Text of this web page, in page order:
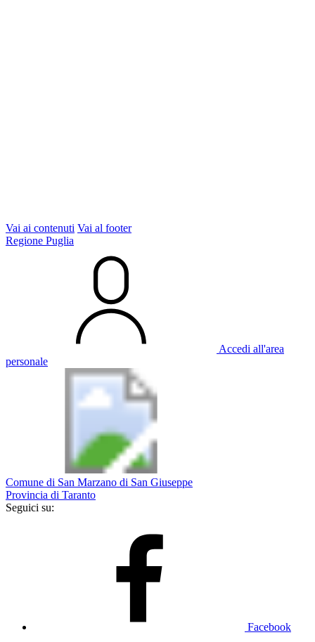
Vai ai contenuti Vai al footer
Regione Puglia
Accedi all'area
personale
Comune di San Marzano di San Giuseppe
Provincia di Taranto
Seguici su:
Facebook